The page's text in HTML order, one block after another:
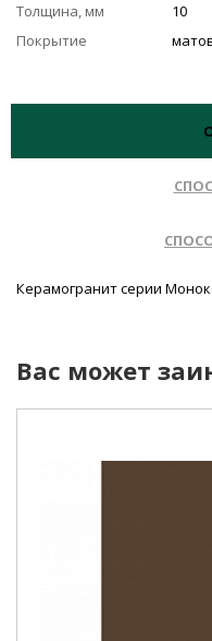
Толщина, мм
10
Покрытие
Керамогранит серии
Вас может